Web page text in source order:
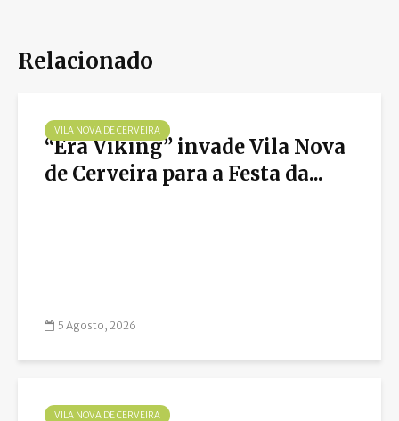
Relacionado
VILA NOVA DE CERVEIRA
“Era Viking” invade Vila Nova
de Cerveira para a Festa da...
5 Agosto, 2026
VILA NOVA DE CERVEIRA